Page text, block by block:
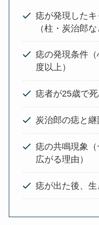
痣が発現した
（柱・炭治郎な
痣の発現条件
度以上）
痣者が25歳で
炭治郎の痣と
痣の共鳴現象
広がる理由）
痣が出た後、